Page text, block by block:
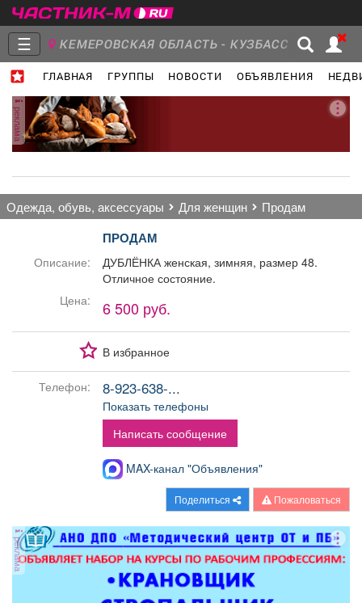
☰ КЕМЕРОВСКАЯ ОБЛАСТЬ - КУЗБАСС
ГЛАВНАЯ ГРУППЫ НОВОСТИ ОБЪЯВЛЕНИЯ
Главная
Группы Новости
Транспорт
Афиша Обучение Проекты
Поздравления
ТВ программа Я - пенсионер
реклама
одежда, обувь, аксессуары для женщин продам
ПРОДАМ
Описание:
ДУБЛЁНКА женская, зимняя, размер 48.
Отличное состояние.
Цена:
6 500 руб.
В избранное
Телефон: 8-923-638-...
Показать телефоны
Написать сообщение
MAX-канал "Объявления"
Поделиться Пожаловаться
реклама